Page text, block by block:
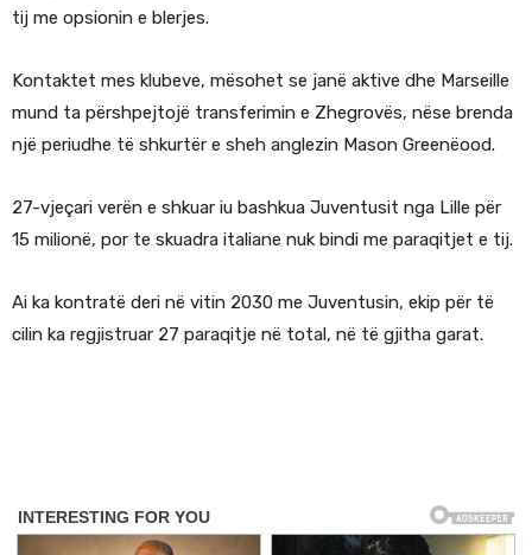
tij me opsionin e blerjes.
Kontaktet mes klubeve, mësohet se janë aktive dhe Marseille
mund ta përshpejtojë transferimin e Zhegrovës, nëse brenda
një periudhe të shkurtër e sheh anglezin Mason Greenëood.
27-vjeçari verën e shkuar iu bashkua Juventusit nga Lille për
15 milionë, por te skuadra italiane nuk bindi me paraqitjet e tij.
Ai ka kontratë deri në vitin 2030 me Juventusin, ekip për të
cilin ka regjistruar 27 paraqitje në total, në të gjitha garat.